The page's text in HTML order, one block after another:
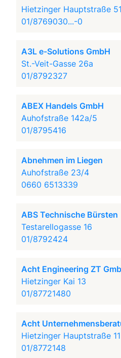
Hietzinger Hauptstraße 51
01/8769030...-0
A3L e-Solutions GmbH
St.-Veit-Gasse 26a
01/8792327
ABEX Handels GmbH
Auhofstraße 142a/5
01/8795416
Abnehmen im Liegen
Auhofstraße 23/4
0660 6513339
ABS Technische Bürsten
Testarellogasse 16
01/8792424
Acht Engineering ZT
Hietzinger Kai 13
01/87721480
Acht
Hietzinger Hauptstraße 11
01/8772148